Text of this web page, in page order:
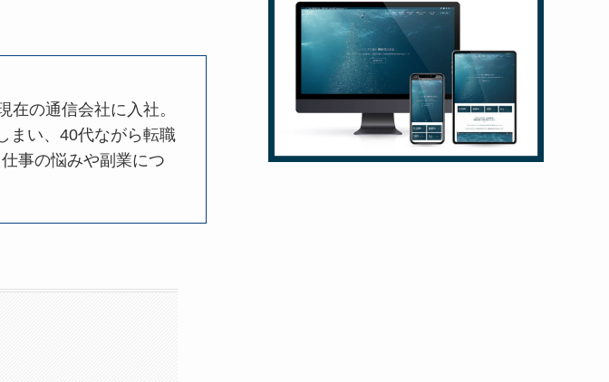
在の通信会社に入社。
まい、40代ながら転職
事の悩みや副業につ